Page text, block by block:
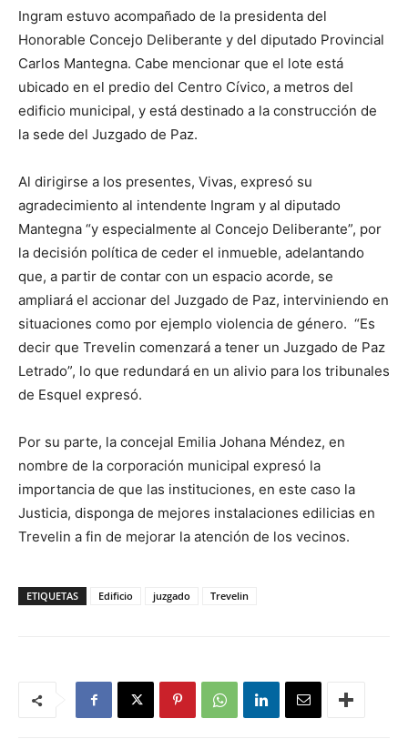
Ingram estuvo acompañado de la presidenta del
Honorable Concejo Deliberante y del diputado Provincial
Carlos Mantegna. Cabe mencionar que el lote está
ubicado en el predio del Centro Cívico, a metros del
edificio municipal, y está destinado a la construcción de
la sede del Juzgado de Paz.
Al dirigirse a los presentes, Vivas, expresó su
agradecimiento al intendente Ingram y al diputado
Mantegna “y especialmente al Concejo Deliberante”, por
la decisión política de ceder el inmueble, adelantando
que, a partir de contar con un espacio acorde, se
ampliará el accionar del Juzgado de Paz, interviniendo en
situaciones como por ejemplo violencia de género. “Es
decir que Trevelin comenzará a tener un Juzgado de Paz
Letrado”, lo que redundará en un alivio para los tribunales
de Esquel expresó.
Por su parte, la concejal Emilia Johana Méndez, en
nombre de la corporación municipal expresó la
importancia de que las instituciones, en este caso la
Justicia, disponga de mejores instalaciones edilicias en
Trevelin a fin de mejorar la atención de los vecinos.
ETIQUETAS Edificio juzgado Trevelin